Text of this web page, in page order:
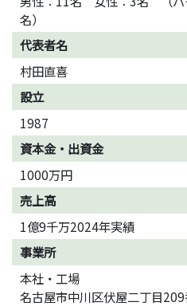
名）
代表者名
村田直喜
設立
1987
資本金・出資金
1000万円
売上高
1億9千万2024年実績
事業所
本社・工場
名古屋市中川区伏屋二丁目